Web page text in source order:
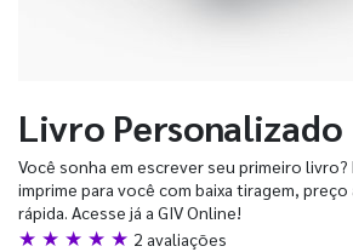
Livro Personalizado
Você sonha em escrever seu primeiro
imprime para você com baixa tiragem,
rápida. Acesse já a GIV Online!
★ ★ ★ ★ ★ 2 avaliações